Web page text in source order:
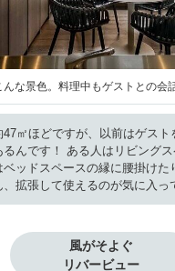
な景色。料理中もゲストとの会
47㎡ほどですが、以前はゲスト
るんです！ ある人はリビング
ベッドスペースの縁に腰掛け
、拡張して使えるのが気に入っ
風がそよぐ
リバービュー